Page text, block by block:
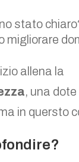
stato
migliorare
allena la
, una dote
in quersto